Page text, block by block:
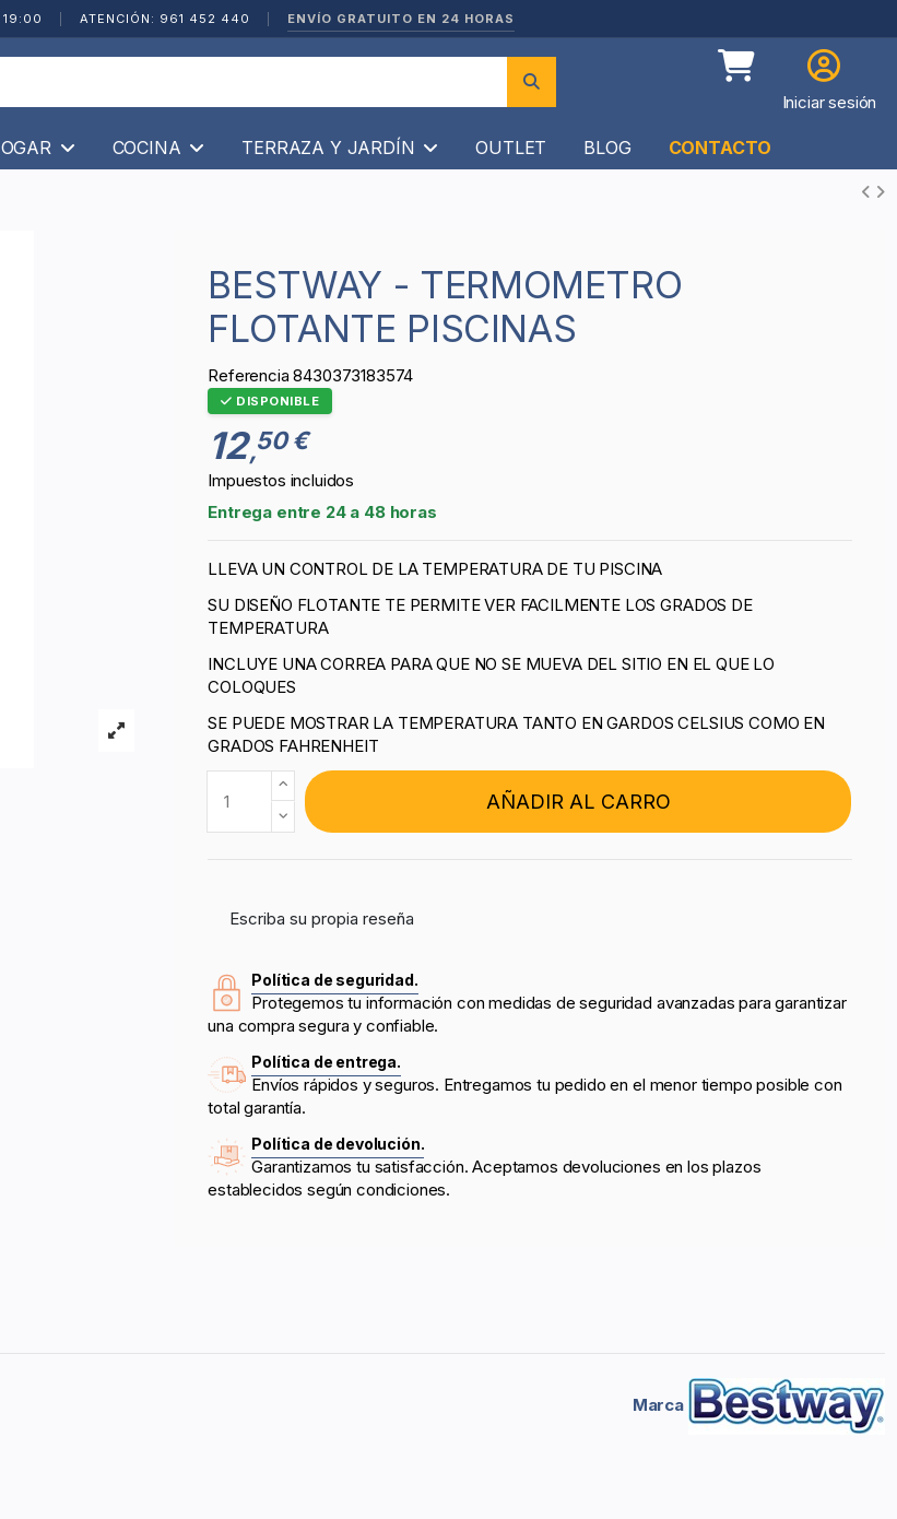
19:00 ATENCIÓN: 961 452 440 ENVÍO GRATUITO EN 24 HORAS
Iniciar sesión
COCINA TERRAZA Y JARDÍN OUTLET BLOG CONTACTO
BESTWAY - TERMOMETRO
FLOTANTE PISCINAS
Referencia 8430373183574
DISPONIBLE
12,50 €
Impuestos incluidos
Entrega entre 24 a 48 horas
LLEVA UN CONTROL DE LA TEMPERATURA DE TU PISCINA
SU DISEÑO FLOTANTE TE PERMITE VER FACILMENTE LOS GRADOS DE
TEMPERATURA
INCLUYE UNA CORREA PARA QUE NO SE MUEVA DEL SITIO EN EL QUE LO
COLOQUES
SE PUEDE MOSTRAR LA TEMPERATURA TANTO EN GARDOS CELSIUS COMO EN
GRADOS FAHRENHEIT
AÑADIR AL CARRO
Escriba su propia reseña
Política de seguridad.
Protegemos tu información con medidas de seguridad avanzadas para garantizar
una compra segura y confiable.
Política de entrega.
Envíos rápidos y seguros. Entregamos tu pedido en el menor tiempo posible con
total garantía.
Política de devolución.
Garantizamos tu satisfacción. Aceptamos devoluciones en los plazos
establecidos según condiciones.
Marca